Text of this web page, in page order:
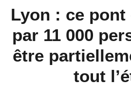
Lyon : ce
par 11 000
être
tout